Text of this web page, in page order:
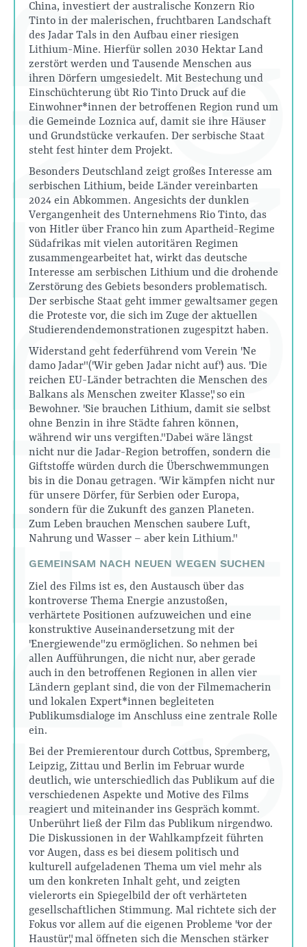
China, investiert der australische Konzern Rio
Tinto in der malerischen, fruchtbaren Landschaft
des Jadar Tals in den Aufbau einer riesigen
Lithium-Mine. Hierfür sollen 2030 Hektar Land
zerstört werden und Tausende Menschen aus
ihren Dörfern umgesiedelt. Mit Bestechung und
Einschüchterung übt Rio Tinto Druck auf die
Einwohner*innen der betroffenen Region rund um
die Gemeinde Loznica auf, damit sie ihre Häuser
und Grundstücke verkaufen. Der serbische Staat
steht fest hinter dem Projekt.
Besonders Deutschland zeigt großes Interesse am
serbischen Lithium, beide Länder vereinbarten
2024 ein Abkommen. Angesichts der dunklen
Vergangenheit des Unternehmens Rio Tinto, das
von Hitler über Franco hin zum Apartheid-Regime
Südafrikas mit vielen autoritären Regimen
zusammengearbeitet hat, wirkt das deutsche
Interesse am serbischen Lithium und die drohende
Zerstörung des Gebiets besonders problematisch.
Der serbische Staat geht immer gewaltsamer gegen
die Proteste vor, die sich im Zuge der aktuellen
Studierendendemonstrationen zugespitzt haben.
Widerstand geht federführend vom Verein "Ne
damo Jadar" ("Wir geben Jadar nicht auf") aus. "Die
reichen EU-Länder betrachten die Menschen des
Balkans als Menschen zweiter Klasse", so ein
Bewohner. "Sie brauchen Lithium, damit sie selbst
ohne Benzin in ihre Städte fahren können,
während wir uns vergiften." Dabei wäre längst
nicht nur die Jadar-Region betroffen, sondern die
Giftstoffe würden durch die Überschwemmungen
bis in die Donau getragen. "Wir kämpfen nicht nur
für unsere Dörfer, für Serbien oder Europa,
sondern für die Zukunft des ganzen Planeten.
Zum Leben brauchen Menschen saubere Luft,
Nahrung und Wasser – aber kein Lithium."
GEMEINSAM NACH NEUEN WEGEN SUCHEN
Ziel des Films ist es, den Austausch über das
kontroverse Thema Energie anzustoßen,
verhärtete Positionen aufzuweichen und eine
konstruktive Auseinandersetzung mit der
"Energiewende" zu ermöglichen. So nehmen bei
allen Aufführungen, die nicht nur, aber gerade
auch in den betroffenen Regionen in allen vier
Ländern geplant sind, die von der Filmemacherin
und lokalen Expert*innen begleiteten
Publikumsdialoge im Anschluss eine zentrale Rolle
ein.
Bei der Premierentour durch Cottbus, Spremberg,
Leipzig, Zittau und Berlin im Februar wurde
deutlich, wie unterschiedlich das Publikum auf die
verschiedenen Aspekte und Motive des Films
reagiert und miteinander ins Gespräch kommt.
Unberührt ließ der Film das Publikum nirgendwo.
Die Diskussionen in der Wahlkampfzeit führten
vor Augen, dass es bei diesem politisch und
kulturell aufgeladenen Thema um viel mehr als
um den konkreten Inhalt geht, und zeigten
vielerorts ein Spiegelbild der oft verhärteten
gesellschaftlichen Stimmung. Mal richtete sich der
Fokus vor allem auf die eigenen Probleme "vor der
Haustür", mal öffneten sich die Menschen stärker